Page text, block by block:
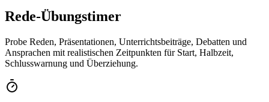
Rede-Übungstimer
Probe Reden, Präsentationen, Unterrichtsbeiträge, Debatten und
Ansprachen mit realistischen Zeitpunkten für Start, Halbzeit,
Schlusswarnung und Überziehung.